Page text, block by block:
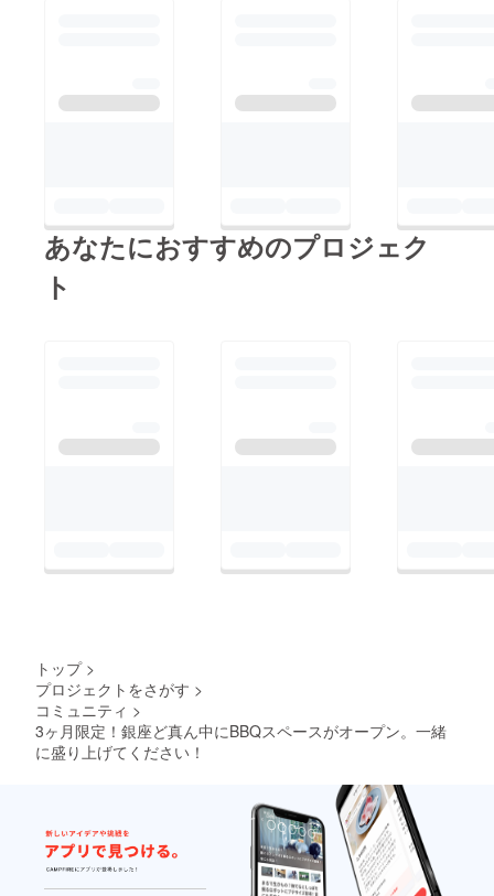
あなたにおすすめのプロジェク
ト
トップ >
プロジェクトをさがす >
コミュニティ >
3ヶ月限定！銀座ど真ん中にBBQスペースがオープン。一緒
に盛り上げてください！